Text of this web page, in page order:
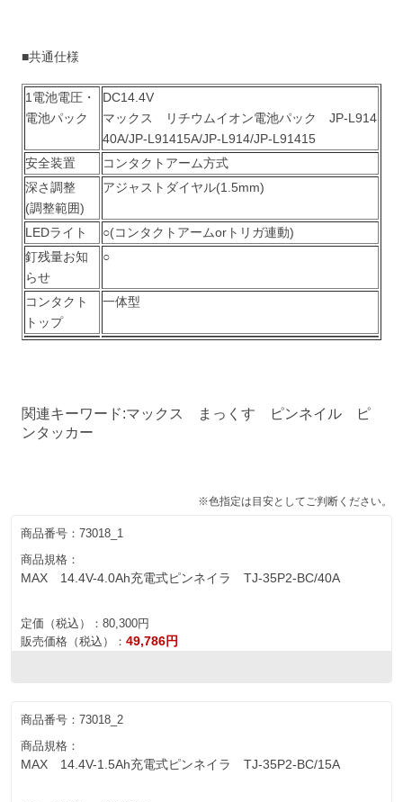
■共通仕様
1電池電圧・
電池パック
DC14.4V
マックス リチウムイオン電池パック JP-L914
40A/JP-L91415A/JP-L914/JP-L91415
安全装置
コンタクトアーム方式
深さ調整
(調整範囲)
アジャストダイヤル(1.5mm)
LEDライト
○(コンタクトアームorトリガ連動)
釘残量お知
らせ
○
コンタクト
トップ
一体型
関連キーワード:マックス まっくす ピンネイル ピ
ンタッカー
※色指定は目安としてご判断ください。
商品番号： 73018_1
商品規格：
MAX 14.4V-4.0Ah充電式ピンネイラ TJ-35P2-BC/40A
定価（税込）： 80,300円
販売価格（税込）： 49,786円
商品番号： 73018_2
商品規格：
MAX 14.4V-1.5Ah充電式ピンネイラ TJ-35P2-BC/15A